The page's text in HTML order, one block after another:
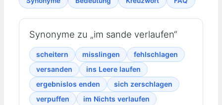
Synonyme zu „im sande verlaufen“
scheitern misslingen
fehlschlagen
versanden
ins Leere laufen
ergebnislos enden
sich zerschlagen
verpuffen
im Nichts verlaufen